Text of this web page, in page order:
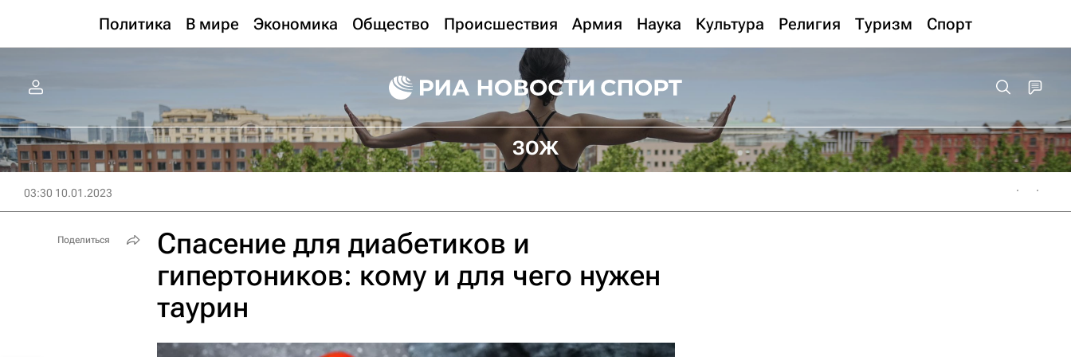
Политика В мире Экономика Общество Происшествия Армия Наука Культура Религия Туризм Спорт
ЗОЖ
03:30 10.01.2023
Спасение для диабетиков и
гипертоников: кому и для чего нужен
таурин
Поделиться